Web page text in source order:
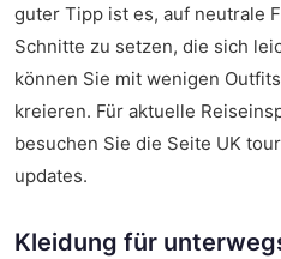
guter Tipp ist es, auf neutrale
Schnitte zu setzen, die sich
können Sie mit wenigen
kreieren. Für aktuelle
besuchen Sie die Seite UK
updates.
Kleidung für